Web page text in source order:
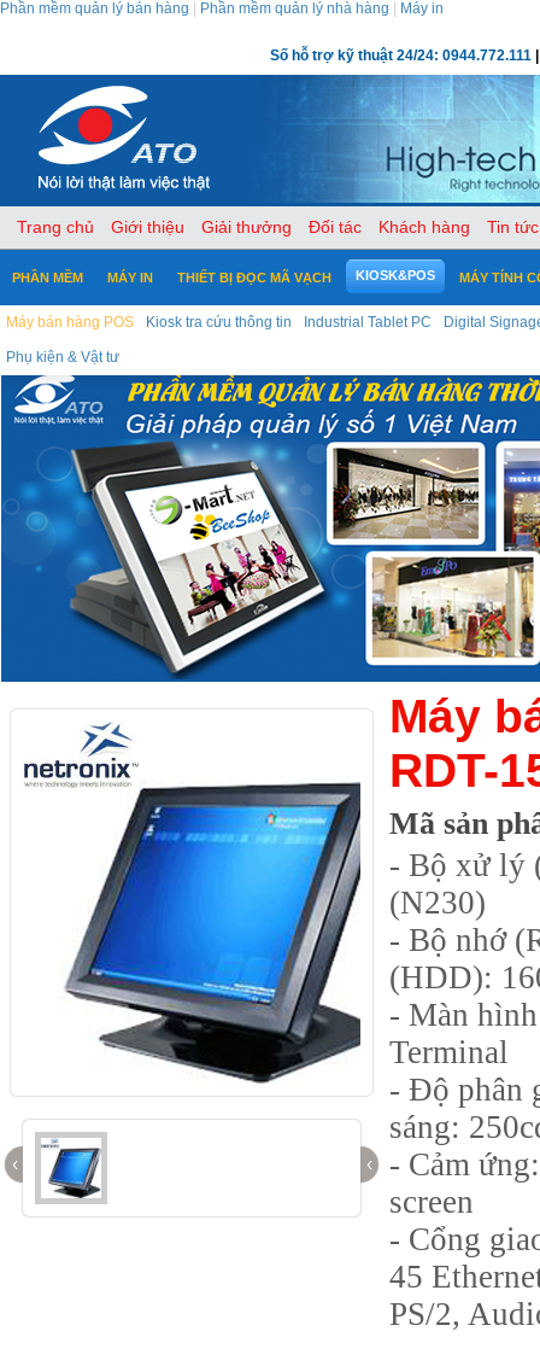
Phần mềm quản lý bán hàng Phần mềm quản lý nhà hàng Máy in
Số hỗ trợ kỹ thuật 24/24: 0944.772.111
Trang chủ Giới thiệu Giải thưởng Đối tác Khách hàng Tin tức
PHẦN MỀM MÁY IN THIẾT BỊ ĐỌC MÃ VẠCH KIOSK&POS
Máy bán hàng POS Kiosk tra cứu thông tin Industrial Tablet PC Digital
Phụ kiện & Vật tư
MÁY TÍNH
‹ ‹
Máy
RDT-
Mã sản
- Bộ xử lý
(N230)
- Bộ nhớ
(HDD):
- Màn
Terminal
- Độ phân
sáng:
- Cảm
screen
- Cổng
45
PS/2,